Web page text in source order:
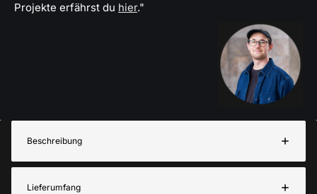
Projekte erfährst du hier."
Beschreibung
Lieferumfang